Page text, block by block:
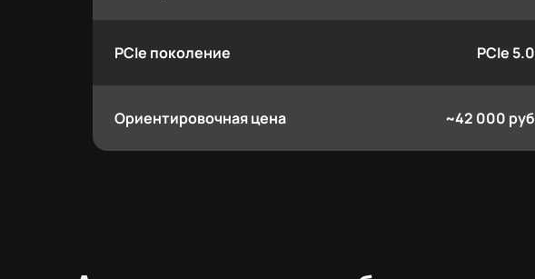
PCIe поколение PCIe 5.0
Ориентировочная цена ~42 000